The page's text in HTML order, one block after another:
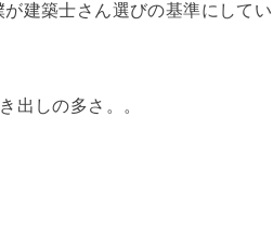
建築士さん選びの基準にしてい
出しの多さ。。